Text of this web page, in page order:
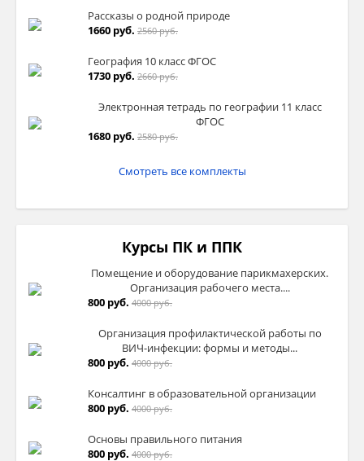
Рассказы о родной природе
1660 руб. 2560 руб.
География 10 класс ФГОС
1730 руб. 2660 руб.
Электронная тетрадь по географии 11 класс
ФГОС
1680 руб. 2580 руб.
Смотреть все комплекты
Курсы ПК и ППК
Помещение и оборудование парикмахерских.
Организация рабочего места....
800 руб. 4000 руб.
Организация профилактической работы по
ВИЧ-инфекции: формы и методы...
800 руб. 4000 руб.
Консалтинг в образовательной организации
800 руб. 4000 руб.
Основы правильного питания
800 руб. 4000 руб.